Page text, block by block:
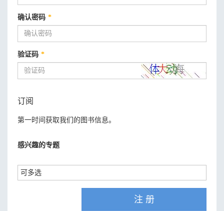
确认密码 *
验证码 *
订阅
第一时间获取我们的图书信息。
感兴趣的专题
注 册